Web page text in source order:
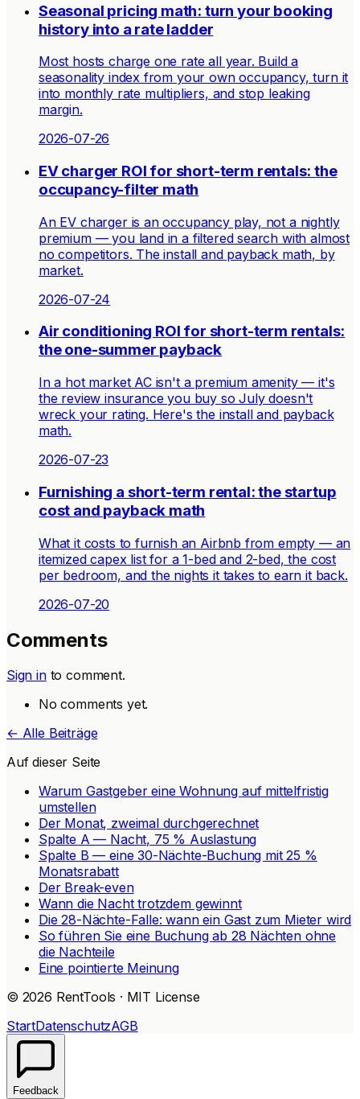
Seasonal pricing math: turn your booking
history into a rate ladder
Most hosts charge one rate all year. Build a
seasonality index from your own occupancy, turn it
into monthly rate multipliers, and stop leaking
margin.
2026-07-26
EV charger ROI for short-term rentals: the
occupancy-filter math
An EV charger is an occupancy play, not a nightly
premium — you land in a filtered search with almost
no competitors. The install and payback math, by
market.
2026-07-24
Air conditioning ROI for short-term rentals:
the one-summer payback
In a hot market AC isn't a premium amenity — it's
the review insurance you buy so July doesn't
wreck your rating. Here's the install and payback
math.
2026-07-23
Furnishing a short-term rental: the startup
cost and payback math
What it costs to furnish an Airbnb from empty — an
itemized capex list for a 1-bed and 2-bed, the cost
per bedroom, and the nights it takes to earn it back.
2026-07-20
Comments
Sign in to comment.
No comments yet.
← Alle Beiträge
Auf dieser Seite
Warum Gastgeber eine Wohnung auf mittelfristig
umstellen
Der Monat, zweimal durchgerechnet
Spalte A — Nacht, 75 % Auslastung
Spalte B — eine 30-Nächte-Buchung mit 25 %
Monatsrabatt
Der Break-even
Wann die Nacht trotzdem gewinnt
Die 28-Nächte-Falle: wann ein Gast zum Mieter wird
So führen Sie eine Buchung ab 28 Nächten ohne
die Nachteile
Eine pointierte Meinung
© 2026 RentTools · MIT License
StartDatenschutzAGB
Feedback